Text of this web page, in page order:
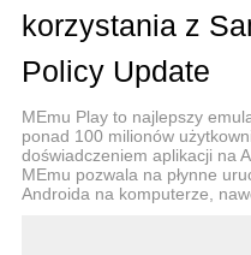
korzystania z
Policy Update
MEmu Play to najlepszy
ponad 100 milionów
doświadczeniem aplikacji na
MEmu pozwala na płynne
Androida na komputerze,